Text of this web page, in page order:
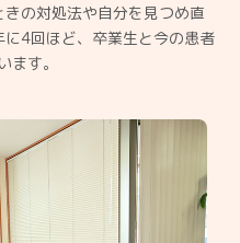
の対処法や自分を見つめ直
4回ほど、卒業生と今の患者
す。